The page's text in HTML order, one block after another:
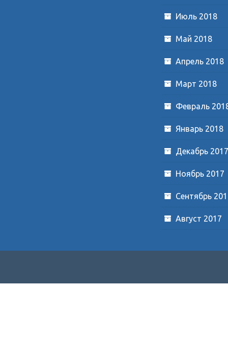
Июль 2018
Май 2018
Апрель 2018
Март 2018
Февраль
Январь 2018
Декабрь 2017
Ноябрь 2017
Сентябрь
Август 2017